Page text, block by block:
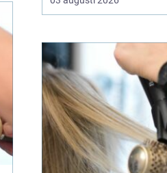
golv och dammfria
familjer och företag är
städningen en pusselbit
som avgör hur vardagen
fungerar. En bra
städpartner frigör tid,
skapar ro i hu...